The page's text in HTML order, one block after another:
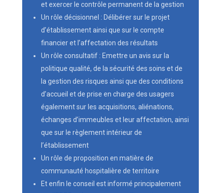
et exercer le contrôle permanent de la gestion
Un rôle décisionnel : Délibérer sur le projet
d’établissement ainsi que sur le compte
financier et l’affectation des résultats
Un rôle consultatif : Emettre un avis sur la
politique qualité, de la sécurité des soins et de
la gestion des risques ainsi que des conditions
d’accueil et de prise en charge des usagers
également sur les acquisitions, aliénations,
échanges d’immeubles et leur affectation, ainsi
que sur le règlement intérieur de
l’établissement
Un rôle de proposition en matière de
communauté hospitalière de territoire
Et enfin le conseil est informé principalement